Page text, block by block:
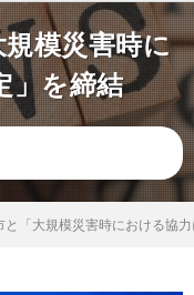
模災害時に
」を締結
と「大規模災害時における協